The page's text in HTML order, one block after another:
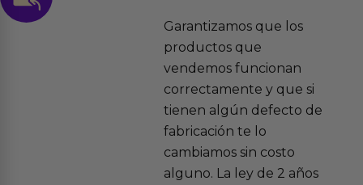
Garantizamos que los
productos que
vendemos funcionan
correctamente y que si
tienen algún defecto de
fabricación te lo
cambiamos sin costo
alguno. La ley de 2 años